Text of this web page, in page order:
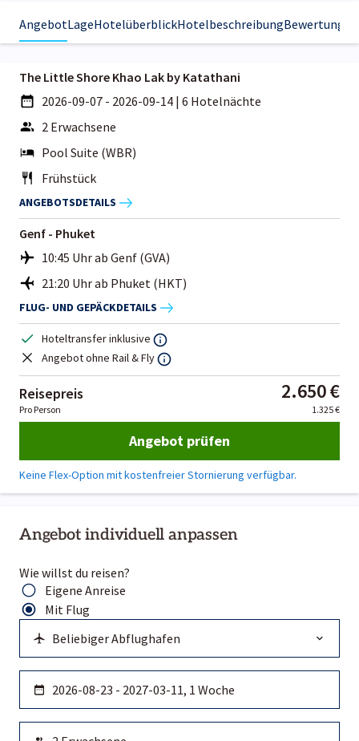
AngebotLageHotelüberblickHotelbeschreibungBewertungen
Angebot individuell anpassen
Wie willst du reisen?
Eigene Anreise
Mit Flug
The Little Shore Khao Lak by Katathani
2026-09-07 - 2026-09-14 | 6 Hotelnächte
2 Erwachsene
Pool Suite (WBR)
Frühstück
ANGEBOTSDETAILS
Genf - Phuket
10:45 Uhr ab Genf (GVA)
21:20 Uhr ab Phuket (HKT)
FLUG- UND GEPÄCKDETAILS
Hoteltransfer inklusive
Angebot ohne Rail & Fly
Reisepreis 2.650 €
Pro Person 1.325 €
Angebot prüfen
Keine Flex-Option mit kostenfreier Stornierung verfügbar.